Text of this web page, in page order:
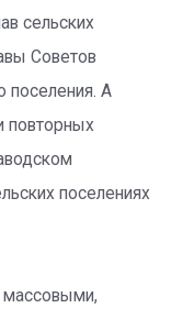
сельских
Советов
поселения. А
повторных
поселениях
массовыми,